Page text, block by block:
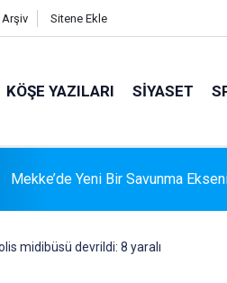
Arşiv Sitene Ekle
KÖŞE YAZILARI SIYASET
YANGIN RİSKİNE KARŞI
midibüsü devrildi: 8 yaralı